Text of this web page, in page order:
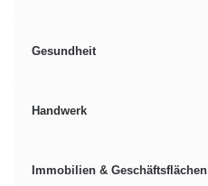
Gesundheit
Handwerk
Immobilien & Geschäftsflächen